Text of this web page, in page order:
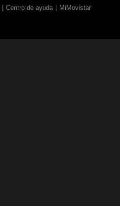
Centro de ayuda MiMovistar